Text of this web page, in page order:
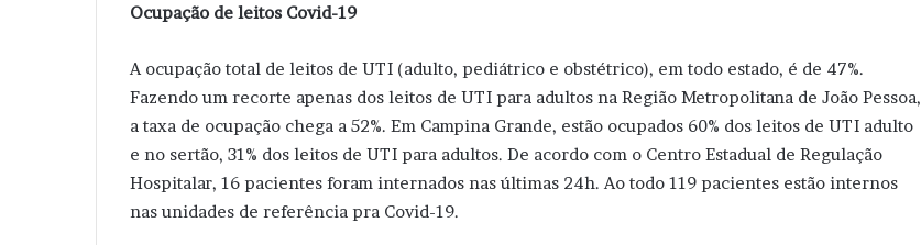
Ocupação de leitos Covid-19
A ocupação total de leitos de UTI (adulto, pediátrico e obstétrico), em todo estado, é de 47%.
Fazendo um recorte apenas dos leitos de UTI para adultos na Região Metropolitana de João Pessoa,
a taxa de ocupação chega a 52%. Em Campina Grande, estão ocupados 60% dos leitos de UTI adulto
e no sertão, 31% dos leitos de UTI para adultos. De acordo com o Centro Estadual de Regulação
Hospitalar, 16 pacientes foram internados nas últimas 24h. Ao todo 119 pacientes estão internos
nas unidades de referência pra Covid-19.